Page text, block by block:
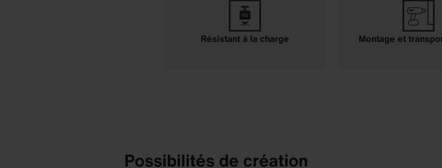
Résistant à la charge Montage et
Possibilités de création